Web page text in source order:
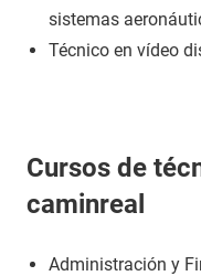
sistemas
Técnico en vídeo
Cursos de
caminreal
Administración y